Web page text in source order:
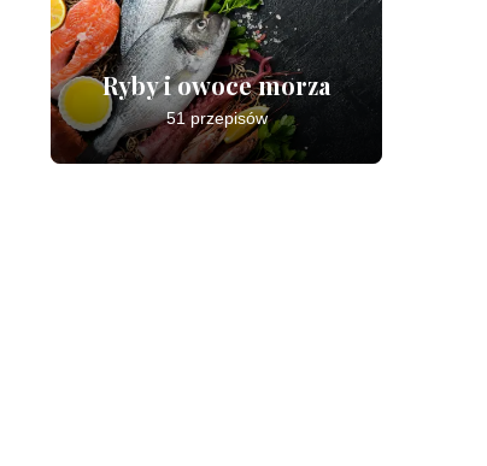
Ryby i owoce morza
51 przepisów